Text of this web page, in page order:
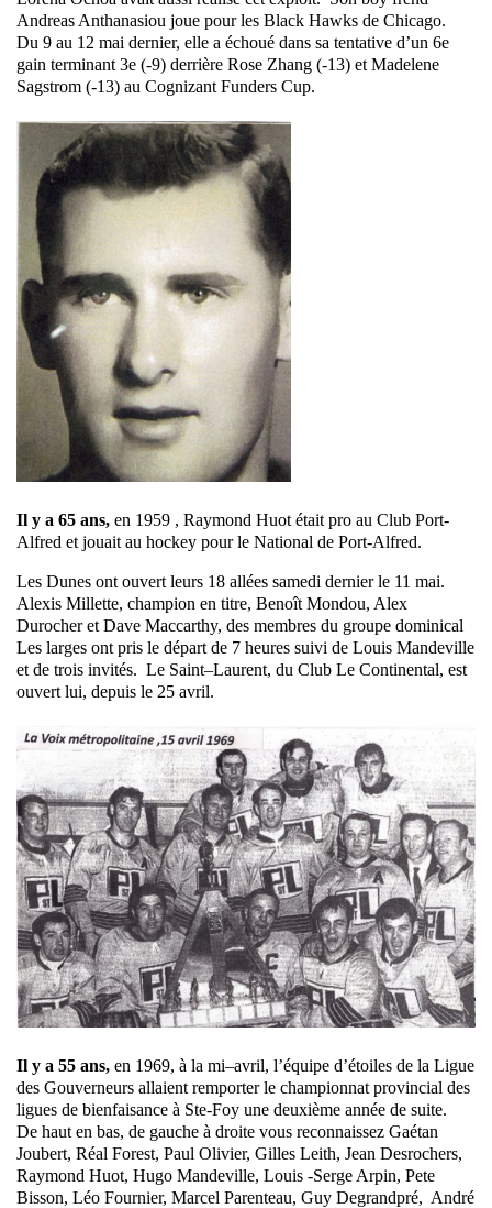
Andreas Anthanasiou joue pour les Black Hawks de Chicago.
Du 9 au 12 mai dernier, elle a échoué dans sa tentative d’un 6e
gain terminant 3e (-9) derrière Rose Zhang (-13) et Madelene
Sagstrom (-13) au Cognizant Funders Cup.
Il y a 65 ans, en 1959 , Raymond Huot était pro au Club Port-
Alfred et jouait au hockey pour le National de Port-Alfred.
Les Dunes ont ouvert leurs 18 allées samedi dernier le 11 mai.
Alexis Millette, champion en titre, Benoît Mondou, Alex
Durocher et Dave Maccarthy, des membres du groupe dominical
Les larges ont pris le départ de 7 heures suivi de Louis Mandeville
et de trois invités. Le Saint–Laurent, du Club Le Continental, est
ouvert lui, depuis le 25 avril.
Il y a 55 ans, en 1969, à la mi–avril, l’équipe d’étoiles de la Ligue
des Gouverneurs allaient remporter le championnat provincial des
ligues de bienfaisance à Ste-Foy une deuxième année de suite.
De haut en bas, de gauche à droite vous reconnaissez Gaétan
Joubert, Réal Forest, Paul Olivier, Gilles Leith, Jean Desrochers,
Raymond Huot, Hugo Mandeville, Louis -Serge Arpin, Pete
Bisson, Léo Fournier, Marcel Parenteau, Guy Degrandpré, André